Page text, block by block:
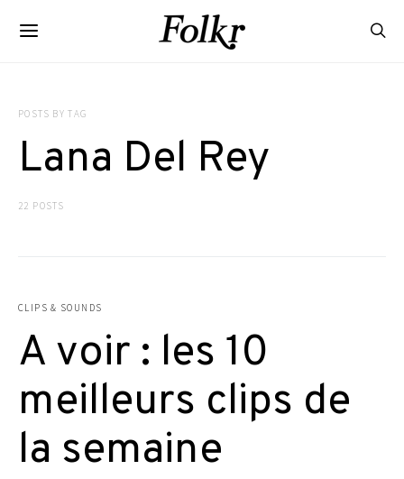
POSTS BY TAG
Lana Del Rey
22 POSTS
CLIPS & SOUNDS
A voir : les 10
meilleurs clips de
la semaine